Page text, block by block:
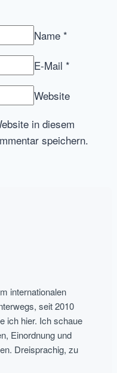
Name *
E-Mail *
Website
in diesem
speichern.
internationalen
seit 2010
ich hier. Ich schaue
Einordnung und
Dreisprachig, zu